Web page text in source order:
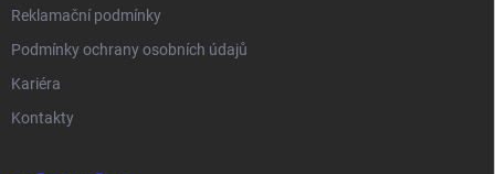
Reklamační podmínky
Podmínky ochrany osobních údajů
Kariéra
Kontakty